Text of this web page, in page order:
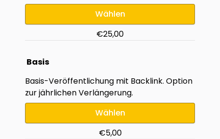
Wählen
€25,00
Basis
Basis-Veröffentlichung mit Backlink. Option
zur jährlichen Verlängerung.
Wählen
€5,00